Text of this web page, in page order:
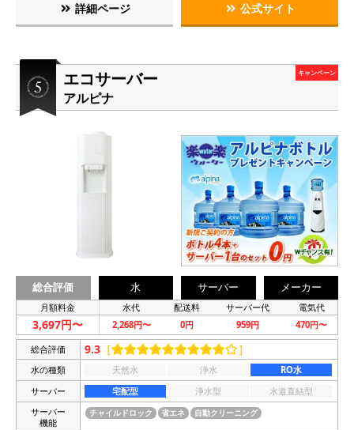
詳細ページ 公式サイト
エコサーバー
アルピナ
キャンペーン
総合評価 水 サーバー メーカー
月額料金 水代 配送料 サーバー代 電気代
3,697円〜 2,268円〜 0円 959円 470円〜
総合評価 9.3 ［ ］
水の種類 天然水 浄水
RO水
サーバー
宅配型 浄水型
水道直結型
サーバー
機能
チャイルドロック 省エネ 自動クリーニング